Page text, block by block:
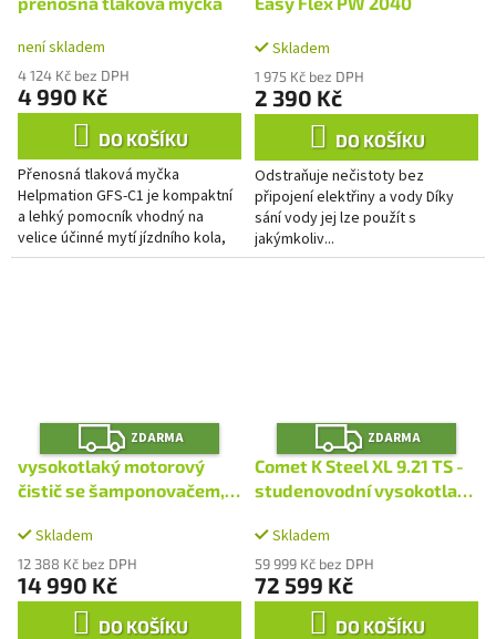
není skladem
4 124 Kč bez DPH
4 990 Kč
DO KOŠÍKU
Přenosná tlaková myčka
Helpmation GFS-C1 je kompaktní
a lehký pomocník vhodný na
velice účinné mytí jízdního kola,
motocyklu, automobilu, karavanu,
Skladem
1 975 Kč bez DPH
2 390 Kč
DO KOŠÍKU
Odstraňuje nečistoty bez
připojení elektřiny a vody Díky
sání vody jej lze použít s
jakýmkoliv...
Z
D
A
R
M
A
ZDARMA
vysokotlaký motorový
čistič se šamponovačem,
Skladem
12 388 Kč bez DPH
14 990 Kč
DO KOŠÍKU
Z
D
A
R
M
A
ZDARMA
Comet K Steel XL 9.21 TS -
studenovodní vysokotlaký
Skladem
59 999 Kč bez DPH
72 599 Kč
DO KOŠÍKU